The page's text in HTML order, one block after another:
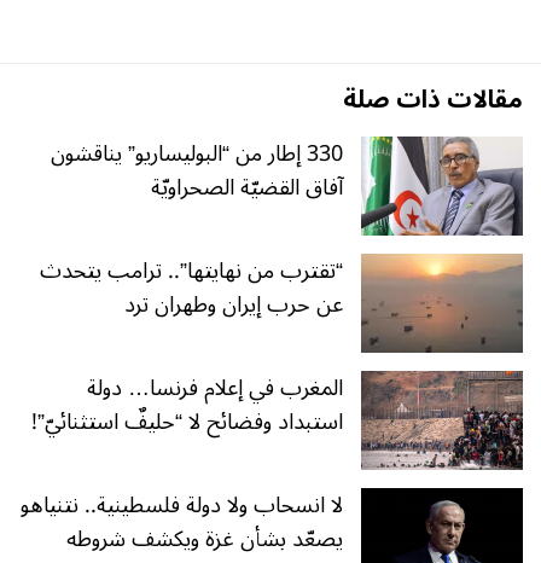
مقالات ذات صلة
330 إطار من “البوليساريو” يناقشون
آفاق القضيّة الصحراويّة
“تقترب من نهايتها”.. ترامب يتحدث
عن حرب إيران وطهران ترد
المغرب في إعلام فرنسا… دولة
استبداد وفضائح لا “حليفٌ استثنائيّ”!
لا انسحاب ولا دولة فلسطينية.. نتنياهو
يصعّد بشأن غزة ويكشف شروطه